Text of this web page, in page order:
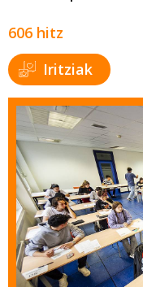
606 hitz
Iritziak